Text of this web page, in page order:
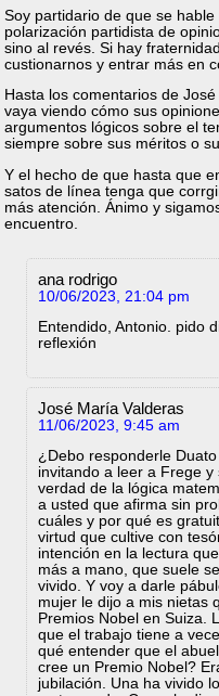
Soy partidario de que se
polarización partidista de
sino al revés. Si hay
custionarnos y entrar más en
Hasta los comentarios de
vaya viendo cómo sus
argumentos lógicos sobre el
siempre sobre sus méritos o
Y el hecho de que hasta que
satos de línea tenga que
más atención. Ánimo y
encuentro.
ana rodrigo
10/06/2023, 21:04 pm
Entendido, Antonio. pido
reflexión
José María Valderas
11/06/2023, 9:45 am
¿Debo responderle
invitando a leer a Frege
verdad de la lógica
a usted que afirma sin
cuáles y por qué es
virtud que cultive con
intención en la lectura
más a mano, que suele
vivido. Y voy a darle
mujer le dijo a mis nietas
Premios Nobel en Suiza.
que el trabajo tiene a
qué entender que el
cree un Premio Nobel?
jubilación. Una ha vivido